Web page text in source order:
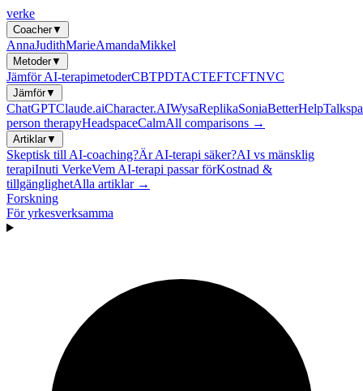
verke
Coacher▼
AnnaJudithMarieAmandaMikkel
Metoder▼
Jämför AI-terapimetoderCBTPDTACTEFTCFTNVC
Jämför▼
ChatGPTClaude.aiCharacter.AIWysaReplikaSoniaBetterHelp
person therapyHeadspaceCalmAll comparisons →
Artiklar▼
Skeptisk till AI-coaching?Är AI-terapi säker?AI vs mänsklig
terapiInuti VerkeVem AI-terapi passar förKostnad &
tillgänglighetAlla artiklar →
Forskning
För yrkesverksamma